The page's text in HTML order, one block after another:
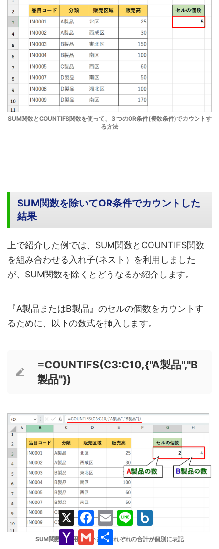
SUM関数とCOUNTIFS関数を使って、３つのOR条件(複数条件)でカウントす
る方法
SUM関数を除いてOR条件でカウントした
結果
上で紹介した例では、SUM関数とCOUNTIFS関数
を組み合わせる入れ子(ネスト）を利用しました
が、SUM関数を除くとどうなるか紹介します。
『A製品またはB製品』のセルの個数をカウントす
るために、以下の数式を挿入します。
=COUNTIFS(C3:C10,{"A製品","B
製品"})
SUM関数を利用しないと、それぞれの合計が個別に表記
X
F
a
c
e
b
E
m
a
i
l
L
n
e
x
.
n
Y
a
G
m
共
有